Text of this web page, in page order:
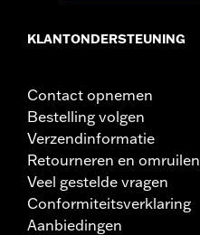
KLANTONDERSTEUNING
Contact opnemen
Bestelling volgen
Verzendinformatie
Retourneren en omruilen
Veel gestelde vragen
Conformiteitsverklaring
Aanbiedingen